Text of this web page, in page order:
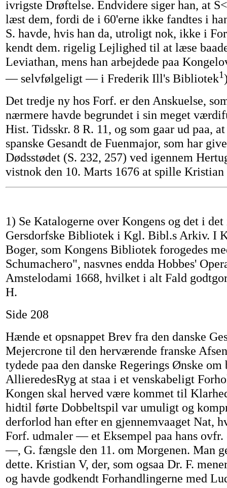
ivrigste Drøftelse. Endvidere siger han, at
læst dem, fordi de i 60'erne ikke fandtes i
S. havde, hvis han da, utroligt nok, ikke i
kendt dem. rigelig Lejlighed til at læse
Leviathan, mens han arbejdede paa
— selvfølgeligt — i Frederik Ill's Bibliotek1
Det tredje ny hos Forf. er den Anskuelse,
nærmere havde begrundet i sin meget
Hist. Tidsskr. 8 R. 11, og som gaar ud paa,
spanske Gesandt de Fuenmajor, som har
Dødsstødet (S. 232, 257) ved igennem
vistnok den 10. Marts 1676 at spille
1) Se Katalogerne over Kongens og det i
Gersdorfske Bibliotek i Kgl. Bibl.s Arkiv. I
Boger, som Kongens Bibliotek forogedes
Schumachero", nasvnes endda Hobbes'
Amstelodami 1668, hvilket i alt Fald
H.
Side 208
Hænde et opsnappet Brev fra den danske
Mejercrone til den herværende franske
tydede paa den danske Regerings Ønske om
AllieredesRyg at staa i et venskabeligt
Kongen skal herved være kommet til
hidtil førte Dobbeltspil var umuligt og
derforlod han efter en gjennemvaaget Nat,
Forf. udmaler — et Eksempel paa hans ovfr.
—, G. fængsle den 11. om Morgenen. Man
dette. Kristian V, der, som ogsaa Dr. F.
og havde godkendt Forhandlingerne med